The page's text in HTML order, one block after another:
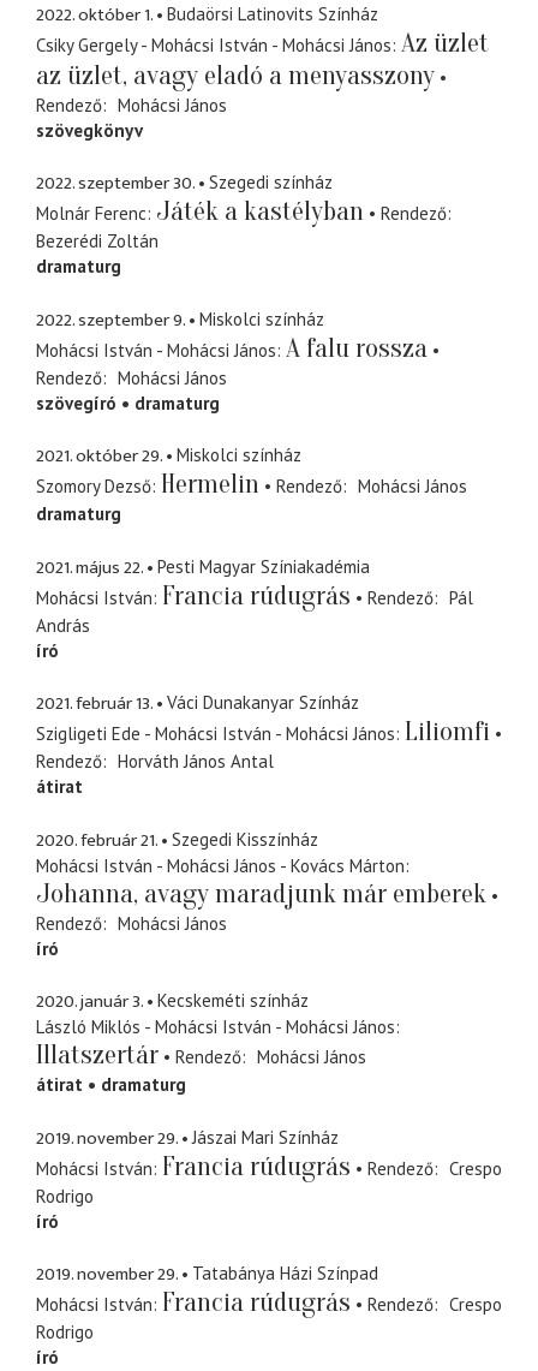
2022. október 1.
Budaörsi Latinovits Színház
Csiky Gergely - Mohácsi István - Mohácsi János Az üzlet
az üzlet, avagy eladó a menyasszony
Rendező
Mohácsi János
szövegkönyv
2022. szeptember 30.
Szegedi színház
Molnár Ferenc Játék a kastélyban
Rendező
Bezerédi Zoltán
dramaturg
2022. szeptember 9.
Miskolci színház
Mohácsi István - Mohácsi János A falu rossza
Rendező
Mohácsi János
szövegíró
dramaturg
2021. október 29.
Miskolci színház
Szomory Dezső Hermelin Rendező
Mohácsi János
dramaturg
2021. május 22.
Pesti Magyar Színiakadémia
Mohácsi István Francia rúdugrás Rendező
Pál
András
író
2021. február 13.
Váci Dunakanyar Színház
Szigligeti Ede - Mohácsi István - Mohácsi János Liliomfi
Rendező
Horváth János Antal
átirat
2020. február 21.
Szegedi Kisszínház
Mohácsi István - Mohácsi János - Kovács Márton
Johanna, avagy maradjunk már emberek
Rendező
Mohácsi János
író
2020. január 3.
Kecskeméti színház
László Miklós - Mohácsi István - Mohácsi János
Illatszertár Rendező
Mohácsi János
átirat
dramaturg
2019. november 29.
Jászai Mari Színház
Mohácsi István Francia rúdugrás Rendező
Crespo
Rodrigo
író
2019. november 29.
Tatabánya Házi Színpad
Mohácsi István Francia rúdugrás Rendező
Crespo
Rodrigo
író